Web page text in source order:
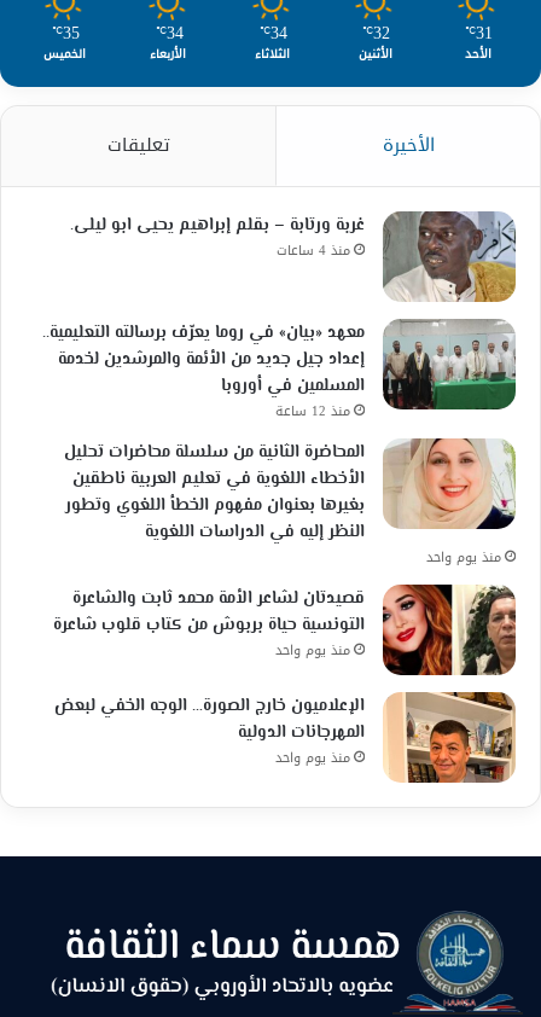
31
℃
الأحد
32
℃
الأثنين
34
℃
الثلاثاء
34
℃
الأربعاء
35
℃
الخميس
الأخيرة تعليقات
غربة ورتابة – بقلم إبراهيم يحيى ابو ليلى.
منذ 4 ساعات
معهد «بيان» في روما يعرّف برسالته التعليمية..
إعداد جيل جديد من الأئمة والمرشدين لخدمة
المسلمين في أوروبا
منذ 12 ساعة
المحاضرة الثانية من سلسلة محاضرات تحليل
الأخطاء اللغوية في تعليم العربية ناطقين
بغيرها بعنوان مفهوم الخطأ اللغوي وتطور
النظر إليه في الدراسات اللغوية
منذ يوم واحد
قصيدتان لشاعر الأمة محمد ثابت والشاعرة
التونسية حياة بربوش من كتاب قلوب شاعرة
منذ يوم واحد
الإعلاميون خارج الصورة… الوجه الخفي لبعض
المهرجانات الدولية
منذ يوم واحد